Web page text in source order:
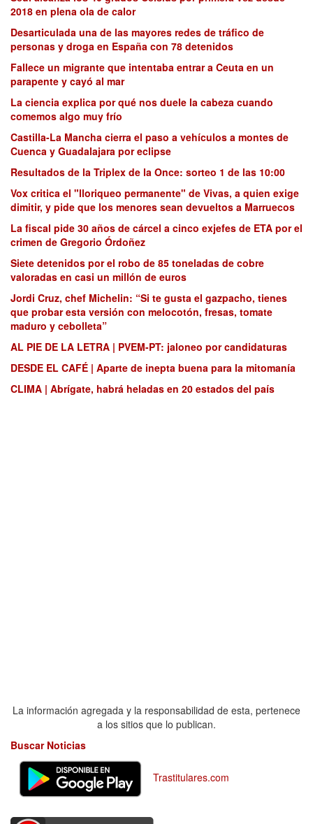
2018 en plena ola de calor
Desarticulada una de las mayores redes de tráfico de
personas y droga en España con 78 detenidos
Fallece un migrante que intentaba entrar a Ceuta en un
parapente y cayó al mar
La ciencia explica por qué nos duele la cabeza cuando
comemos algo muy frío
Castilla-La Mancha cierra el paso a vehículos a montes de
Cuenca y Guadalajara por eclipse
Resultados de la Triplex de la Once: sorteo 1 de las 10:00
Vox critica el "lloriqueo permanente" de Vivas, a quien exige
dimitir, y pide que los menores sean devueltos a Marruecos
La fiscal pide 30 años de cárcel a cinco exjefes de ETA por el
crimen de Gregorio Órdoñez
Siete detenidos por el robo de 85 toneladas de cobre
valoradas en casi un millón de euros
Jordi Cruz, chef Michelin: “Si te gusta el gazpacho, tienes
que probar esta versión con melocotón, fresas, tomate
maduro y cebolleta”
AL PIE DE LA LETRA | PVEM-PT: jaloneo por candidaturas
DESDE EL CAFÉ | Aparte de inepta buena para la mitomanía
CLIMA | Abrígate, habrá heladas en 20 estados del país
La información agregada y la responsabilidad de esta, pertenece
a los sitios que lo publican.
Buscar Noticias
Trastitulares.com